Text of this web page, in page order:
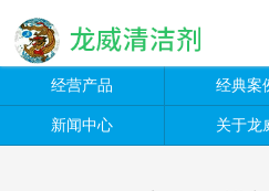
经营产品 经典案
新闻中心 关于龙